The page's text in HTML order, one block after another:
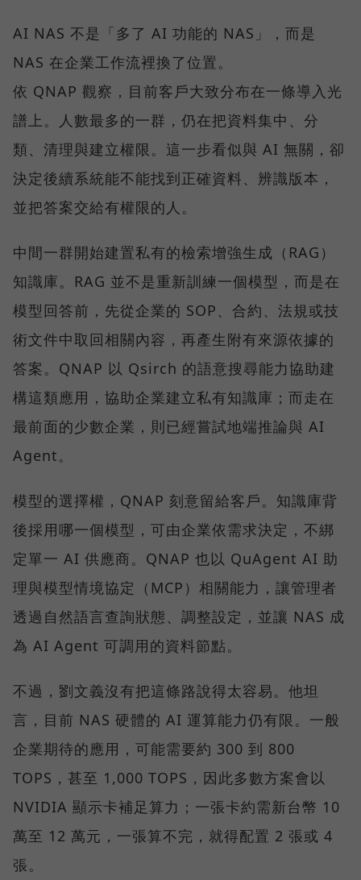
AI NAS 不是「多了 AI 功能的 NAS」，而是
NAS 在企業工作流裡換了位置。
依 QNAP 觀察，目前客戶大致分布在一條導入光
譜上。人數最多的一群，仍在把資料集中、分
類、清理與建立權限。這一步看似與 AI 無關，卻
決定後續系統能不能找到正確資料、辨識版本，
並把答案交給有權限的人。
中間一群開始建置私有的檢索增強生成（RAG）
知識庫。RAG 並不是重新訓練一個模型，而是在
模型回答前，先從企業的 SOP、合約、法規或技
術文件中取回相關內容，再產生附有來源依據的
答案。QNAP 以 Qsirch 的語意搜尋能力協助建
構這類應用，協助企業建立私有知識庫；而走在
最前面的少數企業，則已經嘗試地端推論與 AI
Agent。
模型的選擇權，QNAP 刻意留給客戶。知識庫背
後採用哪一個模型，可由企業依需求決定，不綁
定單一 AI 供應商。QNAP 也以 QuAgent AI 助
理與模型情境協定（MCP）相關能力，讓管理者
透過自然語言查詢狀態、調整設定，並讓 NAS 成
為 AI Agent 可調用的資料節點。
不過，劉文義沒有把這條路說得太容易。他坦
言，目前 NAS 硬體的 AI 運算能力仍有限。一般
企業期待的應用，可能需要約 300 到 800
TOPS，甚至 1,000 TOPS，因此多數方案會以
NVIDIA 顯示卡補足算力；一張卡約需新台幣 10
萬至 12 萬元，一張算不完，就得配置 2 張或 4
張。